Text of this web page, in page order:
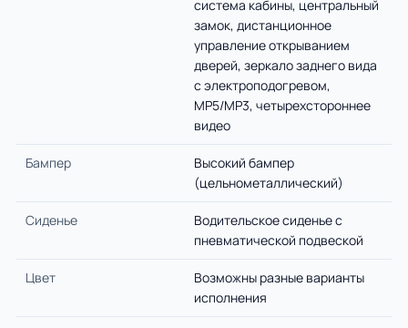
система кабины, центральный
замок, дистанционное
управление открыванием
дверей, зеркало заднего вида
с электроподогревом,
MP5/MP3, четырехстороннее
видео
Бампер
Высокий бампер
(цельнометаллический)
Сиденье
Водительское сиденье с
пневматической подвеской
Цвет
Возможны разные варианты
исполнения